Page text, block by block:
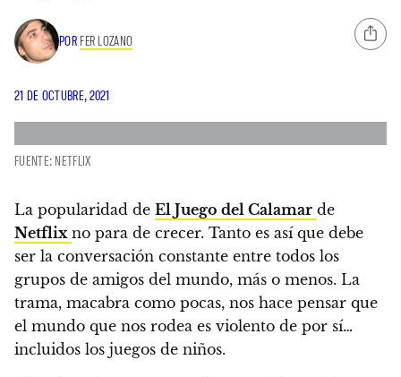
POR FER LOZANO
21 DE OCTUBRE, 2021
FUENTE: NETFLIX
La popularidad de El Juego del Calamar de
Netflix no para de crecer. Tanto es así que debe
ser la conversación constante entre todos los
grupos de amigos del mundo, más o menos. La
trama, macabra como pocas, nos hace pensar que
el mundo que nos rodea es violento de por sí…
incluidos los juegos de niños.